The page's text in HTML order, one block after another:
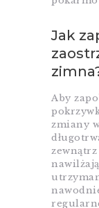
Jak
Aby
zmiany